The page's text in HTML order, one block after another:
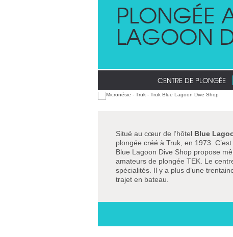
PLONGÉE
LAGOON
CENTRE DE PLONGÉE
Situé au cœur de l’hôtel Blue
plongée créé à Truk, en 1973.
Blue Lagoon Dive Shop propose
amateurs de plongée TEK. Le
spécialités. Il y a plus d’une
trajet en bateau.